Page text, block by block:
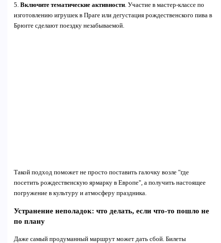
5. Включите тематические активности. Участие в мастер-классе по
изготовлению игрушек в Праге или дегустация рождественского пива в
Брюгге сделают поездку незабываемой.
Такой подход поможет не просто поставить галочку возле "где
посетить рождественскую ярмарку в Европе", а получить настоящее
погружение в культуру и атмосферу праздника.
Устранение неполадок: что делать, если что-то пошло не
по плану
Даже самый продуманный маршрут может дать сбой. Билеты